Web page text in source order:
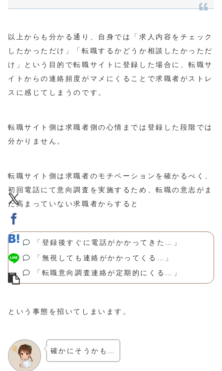
以上からも分かる通り、自身では「求人内容をチェック
したかっただけ」「転職するかどうか相談したかっただ
け」という目的で転職サイトに登録した場合に、転職サ
イトからの連絡頻度がマメにくることで求職者がストレ
スに感じてしまうのです。
転職サイト側は求職者側の心情までは登録した段階では
分かりません。
転職サイト側は求職者のモチベーションを確かるべく、
初回電話にて意向調査を実施するため、転職の意志がま
だ高まっていない求職者からすると
「登録後すぐに電話がかかってきた…」
「無視しても連絡がかかってくる…」
「転職意向調査連絡が定期的にくる…」
という事態を招いてしまいます。
確かにそうかも…